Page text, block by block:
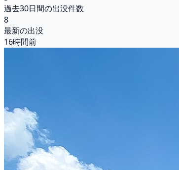
過去30日間の出没件数
8
最新の出没
16時間前